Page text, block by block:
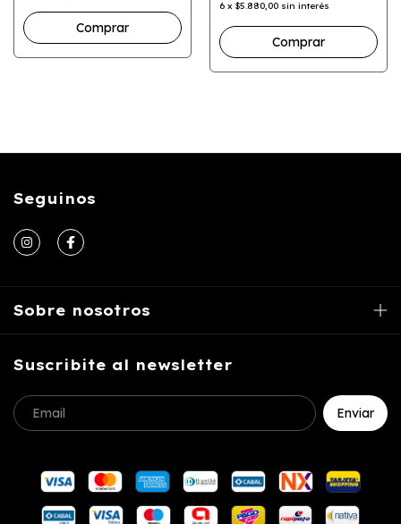
6 x $5.880,00 sin interés
Seguinos
Sobre nosotros
Suscribite al newsletter